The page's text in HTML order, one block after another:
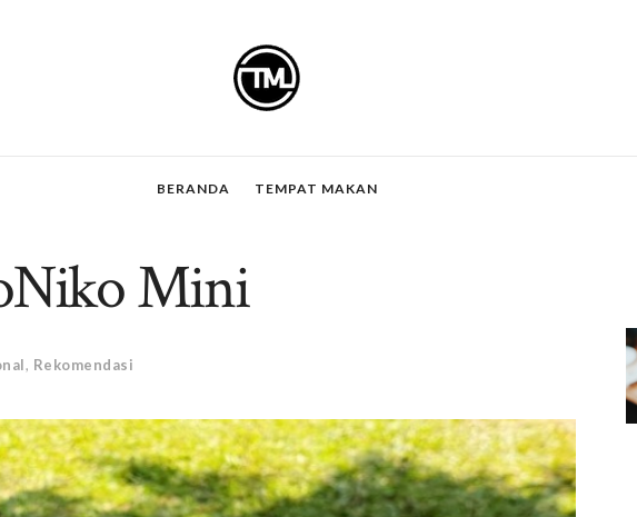
BERANDA TEMPAT MAKAN
Mini
, Rekomendasi